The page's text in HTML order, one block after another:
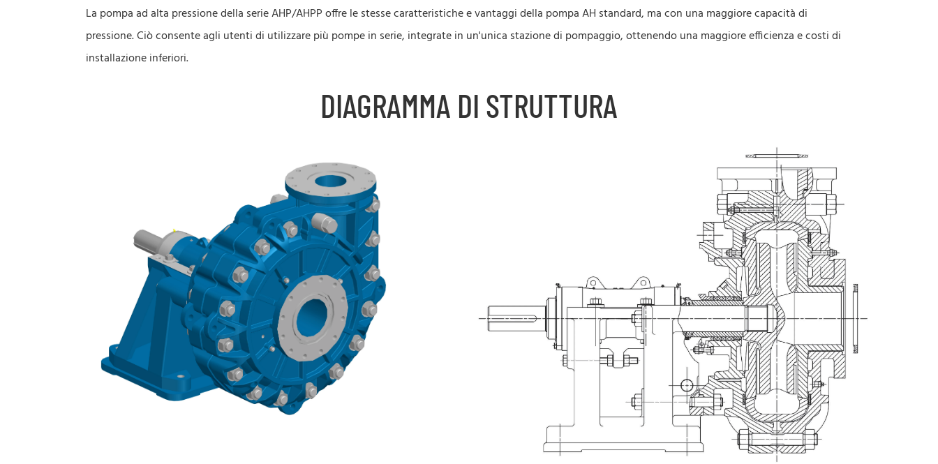
La pompa ad alta pressione della serie AHP/AHPP offre le stesse caratteristiche e vantaggi della pompa AH standard, ma con una maggiore capacità di
pressione. Ciò consente agli utenti di utilizzare più pompe in serie, integrate in un'unica stazione di pompaggio, ottenendo una maggiore efficienza e costi di
installazione inferiori.
DIAGRAMMA DI STRUTTURA